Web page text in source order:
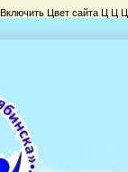
Включить Цвет сайта Ц Ц Ц